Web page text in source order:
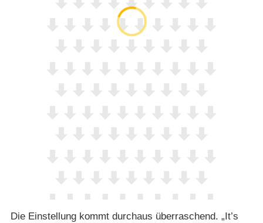
Die Einstellung kommt durchaus überraschend. „It’s